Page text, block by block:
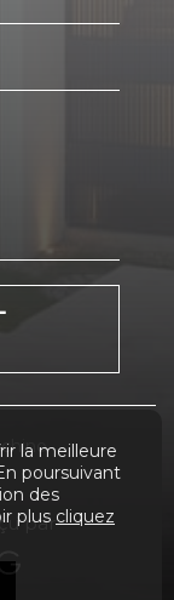
par
la meilleure
poursuivant
des
plus cliquez